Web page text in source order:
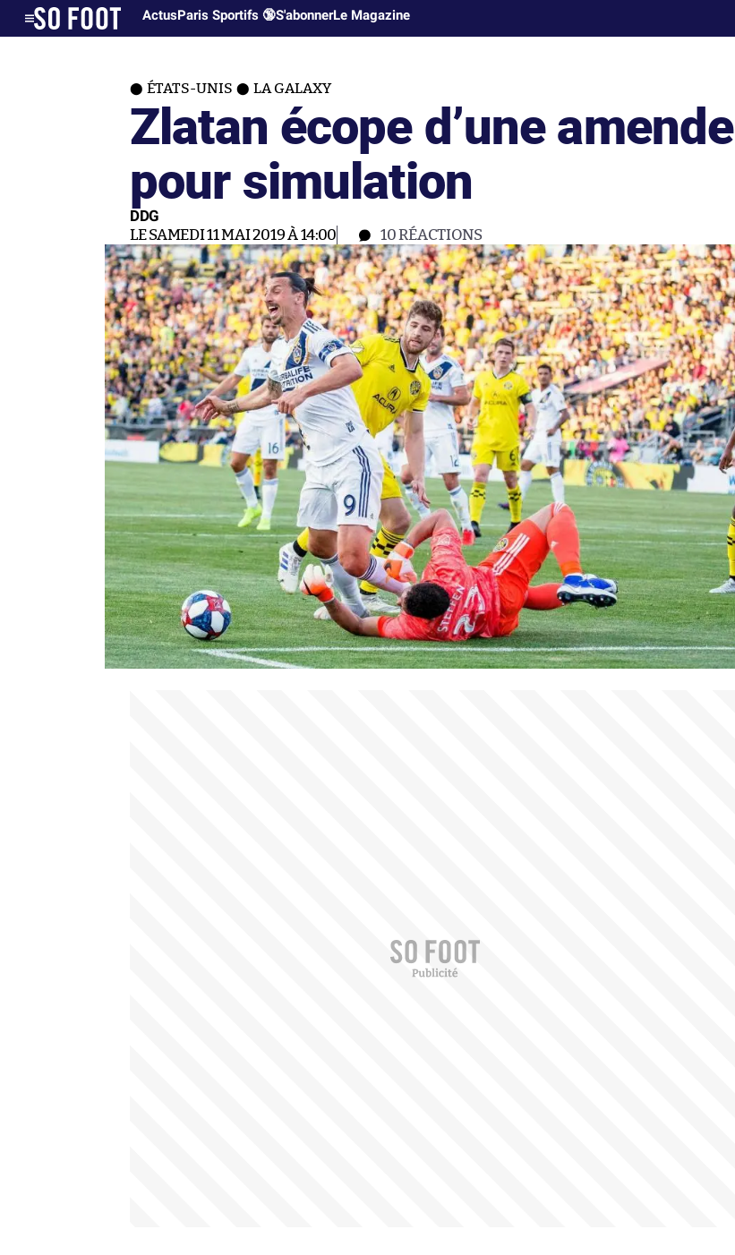
ActusParis Sportifs 🔞S'abonnerLe Magazine
ÉTATS-UNIS LA GALAXY
Zlatan écope d’une amende
pour simulation
DDG
LE SAMEDI 11 MAI 2019 À 14:00 10RÉACTIONS